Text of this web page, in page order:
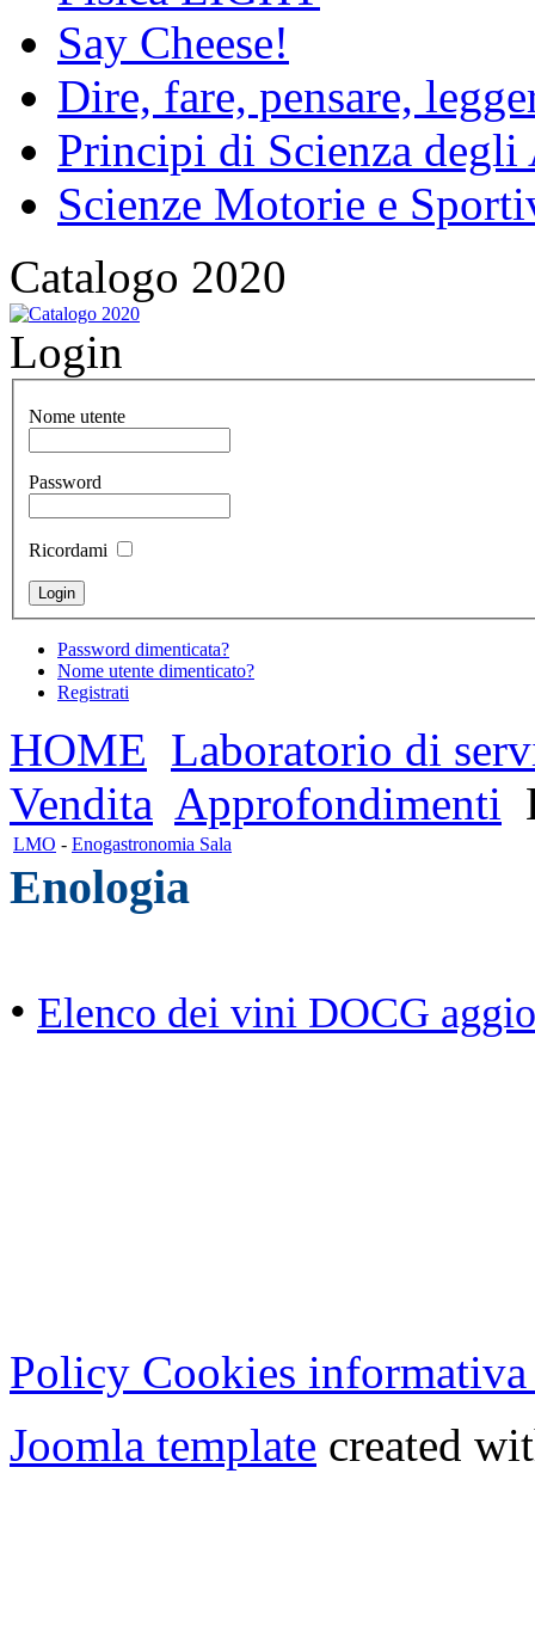
Say Cheese!
Dire, fare, pensare,
Principi di Scienza
Scienze Motorie e
Catalogo 2020
Login
Nome utente
Password
Ricordami
Password dimenticata?
Nome utente dimenticato?
Registrati
HOME Laboratorio di
Vendita Approfondimenti
LMO - Enogastronomia Sala
Enologia
• Elenco dei vini DOCG
Policy Cookies informativa
Joomla template created